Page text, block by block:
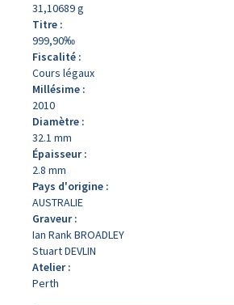
31,10689 g
Titre :
999,90‰
Fiscalité :
Cours légaux
Millésime :
2010
Diamètre :
32.1 mm
Épaisseur :
2.8 mm
Pays d'origine :
AUSTRALIE
Graveur :
Ian Rank BROADLEY
Stuart DEVLIN
Atelier :
Perth